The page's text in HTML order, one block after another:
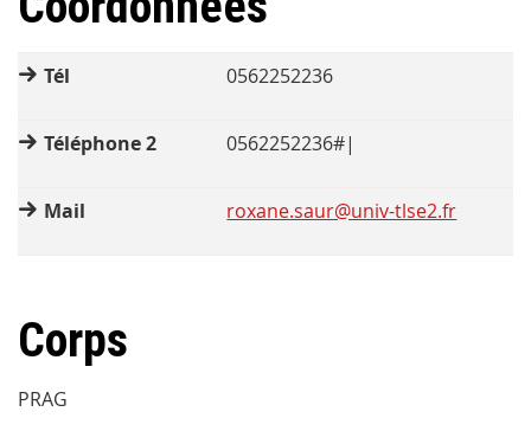
Tél 0562252236
Téléphone 2 0562252236#|
Mail roxane.saur@univ-tlse2.fr
Corps
PRAG